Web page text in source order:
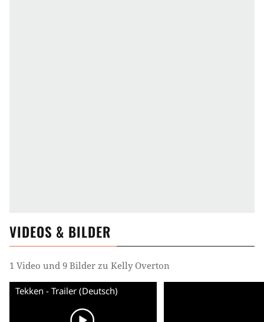
VIDEOS & BILDER
1 Video und 9 Bilder zu Kelly Overton
Tekken - Trailer (Deutsch)